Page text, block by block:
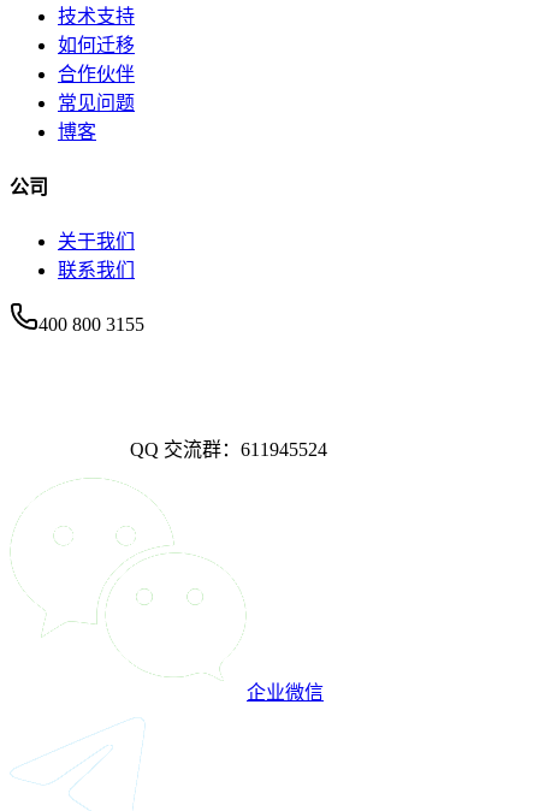
技术支持
如何迁移
合作伙伴
常见问题
博客
公司
关于我们
联系我们
400 800 3155
QQ 交流群：611945524
企业微信